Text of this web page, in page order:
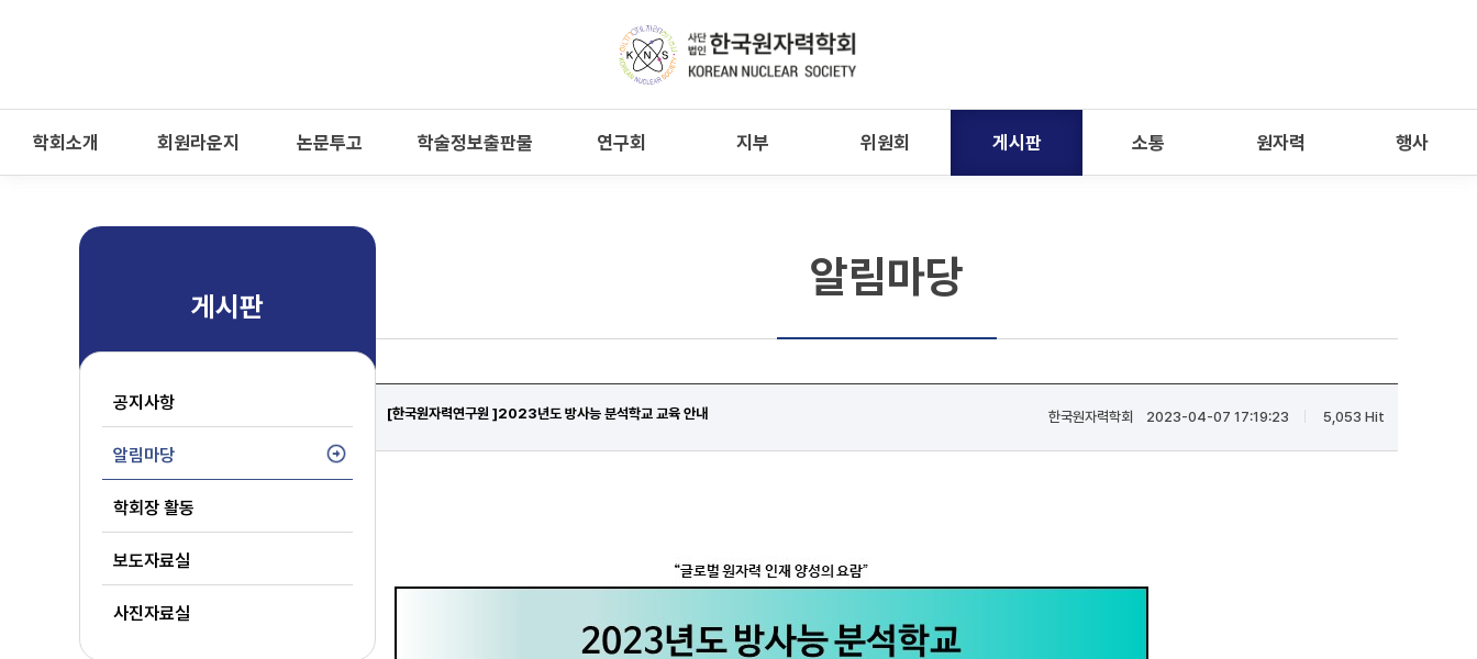
학회소개 회원라운지 논문투고 학술정보출판물 연구회 지부 위원회 게시판 소통 원자력 행사
게시판
공지사항
알림마당
학회장 활동
보도자료실
사진자료실
알림마당
[한국원자력연구원 ]2023년도 방사능 분석학교 교육 안내 한국원자력학회| 2023-04-07 17:19:23 5,053 Hit